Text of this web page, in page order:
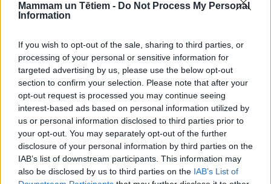
Mammam un Tētiem - Do Not Process My Personal
Information
If you wish to opt-out of the sale, sharing to third parties, or
processing of your personal or sensitive information for
targeted advertising by us, please use the below opt-out
section to confirm your selection. Please note that after your
opt-out request is processed you may continue seeing
interest-based ads based on personal information utilized by
us or personal information disclosed to third parties prior to
your opt-out. You may separately opt-out of the further
disclosure of your personal information by third parties on the
IAB’s list of downstream participants. This information may
also be disclosed by us to third parties on the IAB’s List of
SLIMĪBU APRAKSTI
Kas notiks ar paliatīvās aprūpes saņēmējiem mājās, ja
dzīvildze pārsniegs 180 dienas? Skaidro NVD